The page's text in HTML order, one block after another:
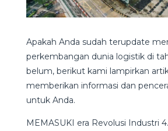
Apakah Anda sudah terupdate
perkembangan dunia logistik di
belum, berikut kami lampirkan
memberikan informasi dan
untuk Anda.
MEMASUKI era Revolusi Industri